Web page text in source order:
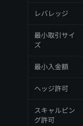
レバレッジ
最小取引サイ
ズ
最小入金額
ヘッジ許可
スキャルピン
グ許可